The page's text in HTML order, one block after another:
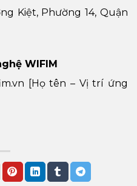
Kiệt, Phường 14, Quận
WIFIM
[Họ tên – Vị trí ứng